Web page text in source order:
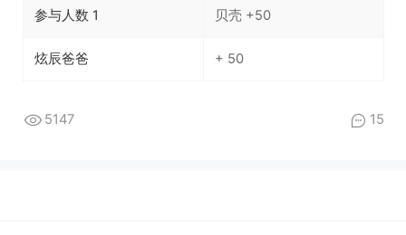
参与人数 1 贝壳 +50
炫辰爸爸 + 50
5147 15